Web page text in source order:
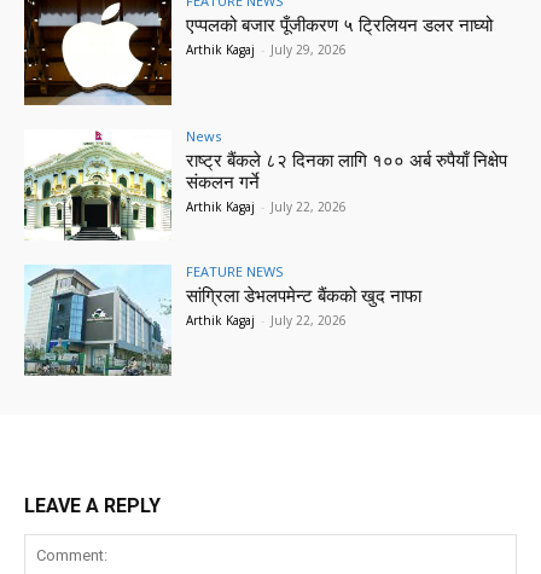
एप्पलको बजार पूँजीकरण ५ ट्रिलियन डलर नाघ्यो
Arthik Kagaj - July 29, 2026
News
राष्ट्र बैंकले ८२ दिनका लागि १०० अर्ब रुपैयाँ निक्षेप
संकलन गर्ने
Arthik Kagaj - July 22, 2026
FEATURE NEWS
सांग्रिला डेभलपमेन्ट बैंकको खुद नाफा
Arthik Kagaj - July 22, 2026
LEAVE A REPLY